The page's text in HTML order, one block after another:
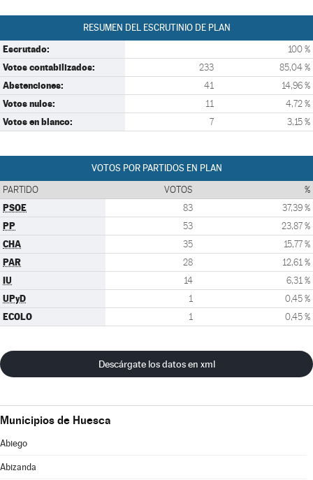
RESUMEN DEL ESCRUTINIO DE PLAN
Escrutado: 100 %
Votos contabilizados: 233 85,04 %
Abstenciones: 41 14,96 %
Votos nulos: 11 4,72 %
Votos en blanco: 7 3,15 %
VOTOS POR PARTIDOS EN PLAN
PARTIDO VOTOS %
PSOE 83 37,39 %
PP 53 23,87 %
CHA 35 15,77 %
PAR 28 12,61 %
IU 14 6,31 %
UPyD 1 0,45 %
ECOLO 1 0,45 %
Descárgate los datos en xml
Municipios de Huesca
Abiego
Abizanda